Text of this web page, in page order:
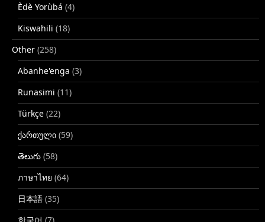
Èdè Yorùbá (4)
Kiswahili (18)
Other (258)
Abanhe'enga (3)
Runasimi (11)
Türkçe (22)
ქართული (59)
తెలుగు (58)
ภาษาไทย (64)
日本語 (35)
한국어 (7)